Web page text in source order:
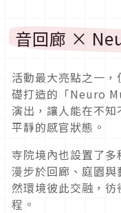
音回廊 ×
活動最大亮點之一
礎打造的「Neuro
演出，讓人能在不
平靜的感官狀態。
寺院境內也設置了
漫步於回廊、庭園
然環境彼此交融，
程。